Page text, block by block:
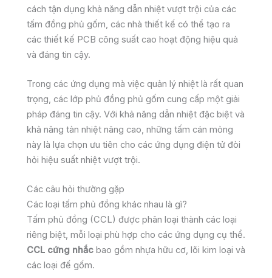
cách tận dụng khả năng dẫn nhiệt vượt trội của các
tấm đồng phủ gốm, các nhà thiết kế có thể tạo ra
các thiết kế PCB công suất cao hoạt động hiệu quả
và đáng tin cậy.
Trong các ứng dụng mà việc quản lý nhiệt là rất quan
trọng, các lớp phủ đồng phủ gốm cung cấp một giải
pháp đáng tin cậy. Với khả năng dẫn nhiệt đặc biệt và
khả năng tản nhiệt nâng cao, những tấm cán mỏng
này là lựa chọn ưu tiên cho các ứng dụng điện tử đòi
hỏi hiệu suất nhiệt vượt trội.
Các câu hỏi thường gặp
Các loại tấm phủ đồng khác nhau là gì?
Tấm phủ đồng (CCL) được phân loại thành các loại
riêng biệt, mỗi loại phù hợp cho các ứng dụng cụ thể.
CCL cứng nhắc bao gồm nhựa hữu cơ, lõi kim loại và
các loại đế gốm.